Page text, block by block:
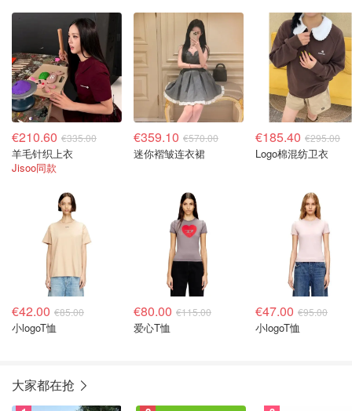
€210.60 €335.00
羊毛针织上衣
Jisoo同款
€359.10 €570.00
迷你褶皱连衣裙
€185.40 €295.00
Logo棉混纺卫衣
€42.00 €85.00
小logoT恤
€80.00 €115.00
爱心T恤
€47.00 €95.00
小logoT恤
大家都在抢